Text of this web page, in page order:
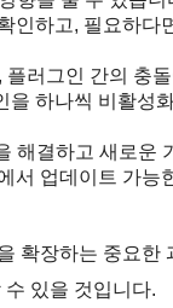
인하고, 필요하다
러그인 간의 충
하나씩 비활성
해결하고 새로운
서 업데이트 가
확장하는 중요한
있을 것입니다.